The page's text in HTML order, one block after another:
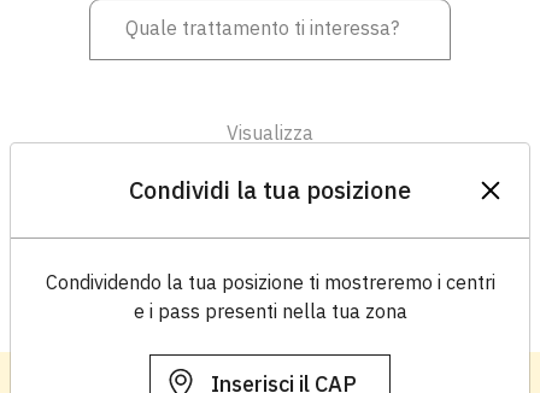
Visualizza
Matrice
Condividi la tua posizione
Condividendo la tua posizione ti mostreremo i centri
e i pass presenti nella tua zona
Hai un centro estetico?Registrati